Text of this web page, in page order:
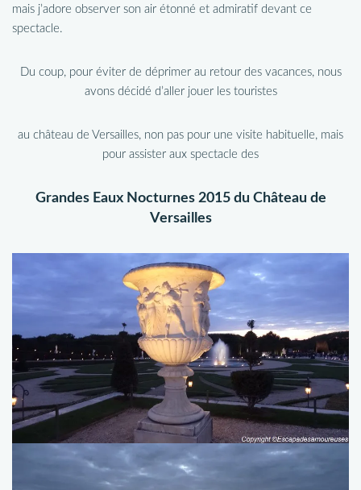
mais j’adore observer son air étonné et admiratif devant ce
spectacle.
Du coup, pour éviter de déprimer au retour des vacances, nous
avons décidé d’aller jouer les touristes
au château de Versailles, non pas pour une visite habituelle, mais
pour assister aux spectacle des
Grandes Eaux Nocturnes 2015 du Château de
Versailles